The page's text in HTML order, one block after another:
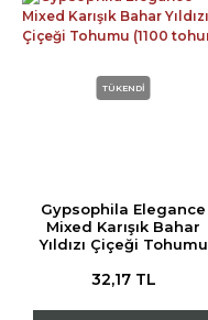
TÜKENDİ
Gypsophila Elegance
Mixed Karışık Bahar
Yıldızı Çiçeği Tohumu
32,17 TL